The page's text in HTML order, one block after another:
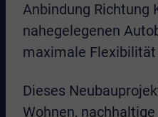
Anbindung Richtung
nahegelegenen
maximale
Dieses
Wohnen,